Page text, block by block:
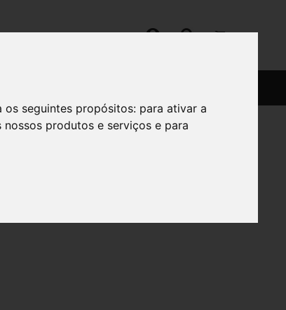
os seguintes propósitos: para ativar a
produtos e serviços e para